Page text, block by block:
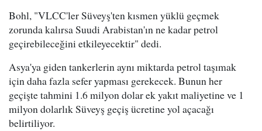
Bohl, "VLCC'ler Süveyş'ten kısmen yüklü geçmek
zorunda kalırsa Suudi Arabistan'ın ne kadar petrol
geçirebileceğini etkileyecektir" dedi.
Asya'ya giden tankerlerin aynı miktarda petrol taşımak
için daha fazla sefer yapması gerekecek. Bunun her
geçişte tahmini 1.6 milyon dolar ek yakıt maliyetine ve 1
milyon dolarlık Süveyş geçiş ücretine yol açacağı
belirtiliyor.